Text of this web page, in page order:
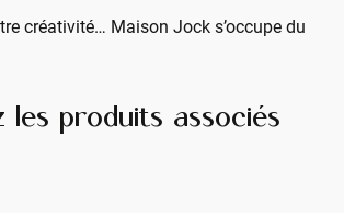
créativité… Maison Jock s’occupe du
les produits associés